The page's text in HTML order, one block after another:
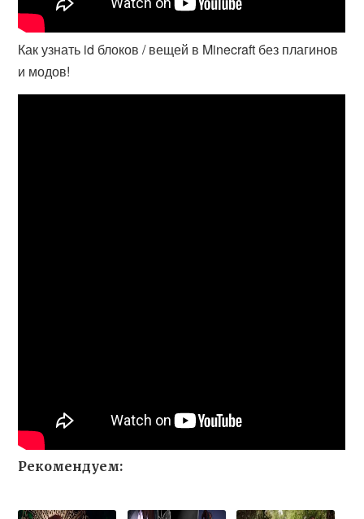
Как узнать id блоков / вещей в Minecraft без плагинов
и модов!
Рекомендуем: